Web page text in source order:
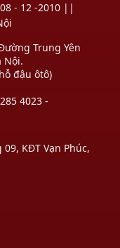
08 - 12 -2010 ||
Trung Yên
Nội.
đậu ôtô)
4023 -
KĐT Vạn Phúc,